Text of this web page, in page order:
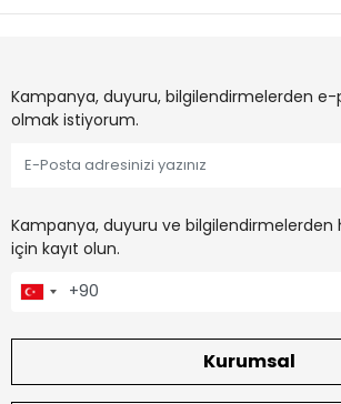
Kampanya, duyuru, bilgilendirmelerden
olmak istiyorum.
Kampanya, duyuru ve bilgilendirmelerden
için kayıt olun.
Kurumsal